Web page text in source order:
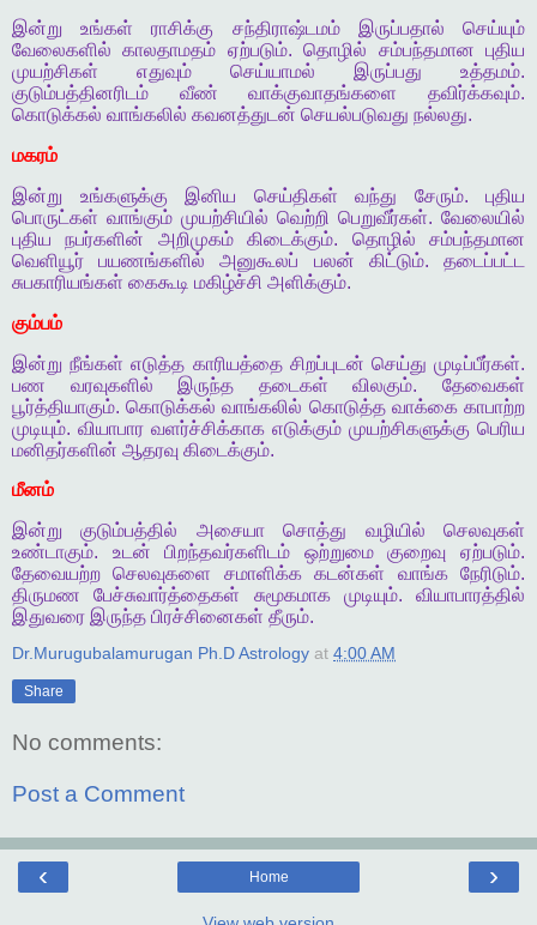
இன்று
உங்கள் ராசிக்கு சந்திராஷ்டமம் இருப்பதால்
செய்யும்
வேலைகளில்
காலதாமதம் ஏற்படும்.தொழில் சம்பந்தமான புதிய
முயற்சிகள்
எதுவும் செய்யாமல் இருப்பது உத்தமம்.
குடும்பத்தினரிடம்
வீண் வாக்குவாதங்களை தவிர்க்கவும்.
கொடுக்கல் வாங்கலில் கவனத்துடன் செயல்படுவது நல்லது.
மகரம்
இன்று
உங்களுக்கு இனிய செய்திகள் வந்து சேரும். புதிய
பொருட்கள் வாங்கும் முயற்சியில் வெற்றி பெறுவீர்கள். வேலையில்
புதிய
நபர்களின் அறிமுகம் கிடைக்கும். தொழில்
சம்பந்தமான
வெளியூர்
பயணங்களில் அனுகூலப் பலன் கிட்டும்.தடைப்பட்ட
சுபகாரியங்கள் கைகூடி மகிழ்ச்சி அளிக்கும்.
கும்பம்
இன்று நீங்கள் எடுத்த காரியத்தை சிறப்புடன் செய்து முடிப்பீர்கள்.
பண
வரவுகளில் இருந்த தடைகள் விலகும்.தேவைகள்
பூர்த்தியாகும்.கொடுக்கல் வாங்கலில் கொடுத்த வாக்கை காபாற்ற
முடியும். வியாபார வளர்ச்சிக்காக எடுக்கும் முயற்சிகளுக்கு பெரிய
மனிதர்களின் ஆதரவு கிடைக்கும்.
மீனம்
இன்று
குடும்பத்தில் அசையா சொத்து வழியில்
செலவுகள்
உண்டாகும். உடன் பிறந்தவர்களிடம் ஒற்றுமை குறைவு ஏற்படும்.
தேவையற்ற
செலவுகளை சமாளிக்க கடன்கள் வாங்க நேரிடும்.
திருமண
பேச்சுவார்த்தைகள் சுமூகமாக முடியும். வியாபாரத்தில்
இதுவரை இருந்த பிரச்சினைகள் தீரும்.
Dr.Murugubalamurugan Ph.D Astrology at 4:00 AM
Share
No comments:
Post a Comment
‹ ›
Home